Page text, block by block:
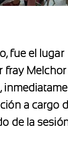
fue el lugar
a cargo
de la